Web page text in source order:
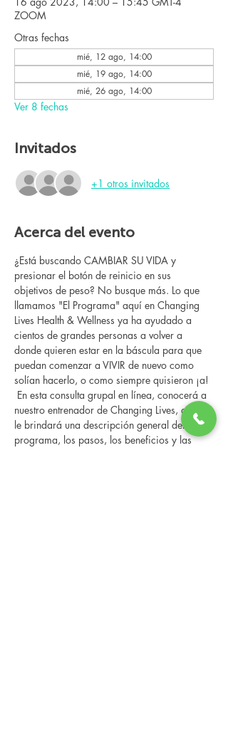
ZOOM
Otras fechas
mié, 12 ago, 14:00
mié, 19 ago, 14:00
mié, 26 ago, 14:00
Ver 8 fechas
Invitados
+1 otros invitados
Acerca del evento
¿Está buscando CAMBIAR SU VIDA y
presionar el botón de reinicio en sus
objetivos de peso? No busque más. Lo que
llamamos "El Programa" aquí en Changing
Lives Health & Wellness ya ha ayudado a
cientos de grandes personas a volver a
donde quieren estar en la báscula para que
puedan comenzar a VIVIR de nuevo como
solían hacerlo, o como siempre quisieron ¡a!
nuestro entrenador de Changing Lives, quien
le brindará una descripción general del
programa, los pasos, los beneficios y las